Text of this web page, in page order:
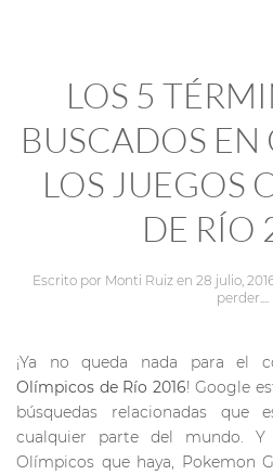
LOS 5
BUSCADOS EN
LOS JUEGOS
DE RÍO
Escrito por Monti Ruizen 28 julio,
perder...
¡Ya no queda nada para el
Olímpicos de Río 2016! Google
búsquedas relacionadas que
cualquier parte del mundo.
Olímpicos que haya, Pokemon